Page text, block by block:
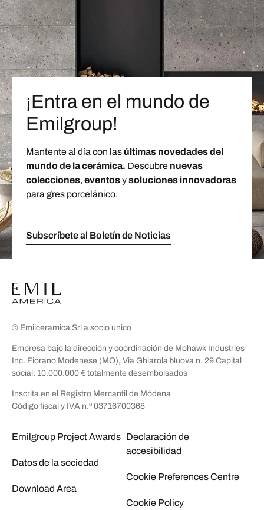
¡Entra en el mundo de
Emilgroup!
Mantente al día con las últimas novedades del
mundo de la cerámica. Descubre nuevas
colecciones, eventosysoluciones innovadoras
para gres porcelánico.
Subscríbete al Boletín de Noticias
© Emilceramica Srl a socio unico
Empresa bajo la dirección y coordinación de Mohawk Industries
Inc. Fiorano Modenese (MO), Via Ghiarola Nuova n. 29 Capital
social: 10.000.000 € totalmente desembolsados
Inscrita en el Registro Mercantil de Módena
Código fiscal y IVA n.º 03716700368
Emilgroup Project Awards
Datos de la sociedad
Download Area
Declaración de
accesibilidad
Cookie Preferences Centre
Cookie Policy